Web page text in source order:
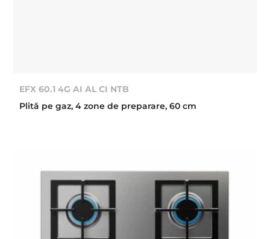
EFX 60.1 4G AI AL CI NTB
Plită pe gaz, 4 zone de preparare, 60 cm